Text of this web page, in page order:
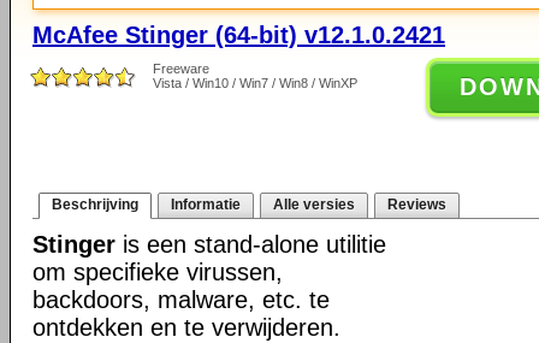
McAfee Stinger (64-bit) v12.1.0.2421
Freeware
Vista / Win10 / Win7 / Win8 / WinXP
Beschrijving Informatie Alle versies Reviews
Stinger is een stand-alone utilitie
om specifieke virussen,
backdoors, malware, etc. te
ontdekken en te verwijderen.